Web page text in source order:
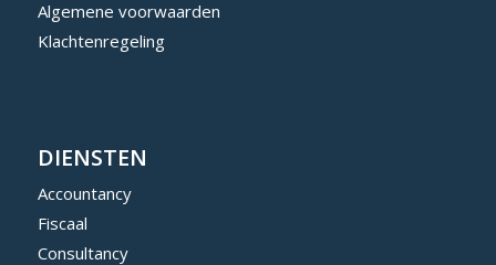
Algemene voorwaarden
Klachtenregeling
DIENSTEN
Accountancy
Fiscaal
Consultancy